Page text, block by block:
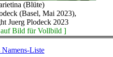
(Blüte)
(Basel, Mai 2023),
Juerg Plodeck 2023
Bild für Vollbild ]
Namens-Liste